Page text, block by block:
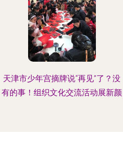
天津市少年宫摘牌说“再见”了？没
有的事！组织文化交流活动展新颜